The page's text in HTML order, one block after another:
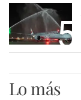
5
Lo más